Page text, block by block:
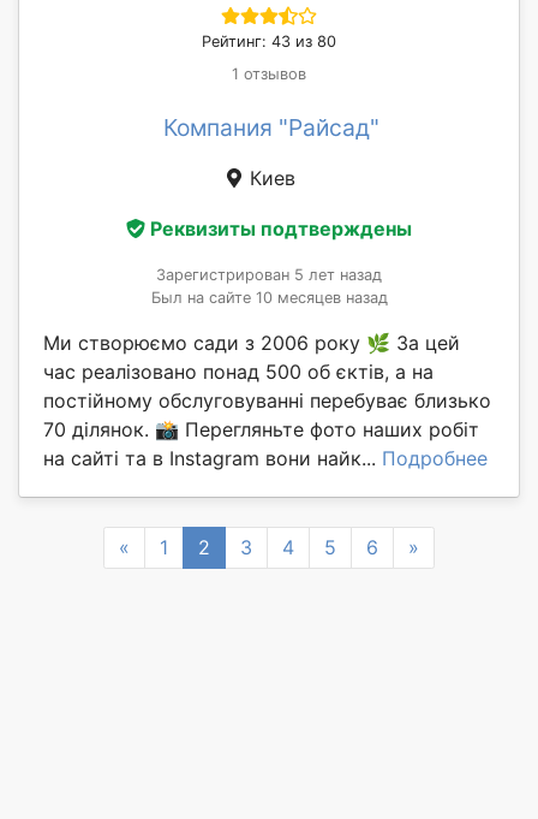
Рейтинг: 43 из 80
1 отзывов
Компания "Райсад"
Киев
Реквизиты подтверждены
Зарегистрирован 5 лет назад
Был на сайте 10 месяцев назад
Ми створюємо сади з 2006 року 🌿 За цей
час реалізовано понад 500 об єктів, а на
постійному обслуговуванні перебуває близько
70 ділянок. 📸 Перегляньте фото наших робіт
на сайті та в Instagram вони найк... Подробнее
« Previous
1 2 3 4 5 6 »